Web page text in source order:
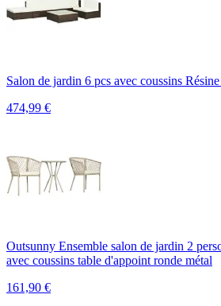
Salon de jardin 6 pcs avec coussins
474,99 €
Outsunny Ensemble salon de jardin 2
avec coussins table d'appoint ronde métal
161,90 €